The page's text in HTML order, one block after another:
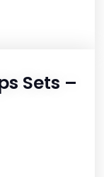
Sets –